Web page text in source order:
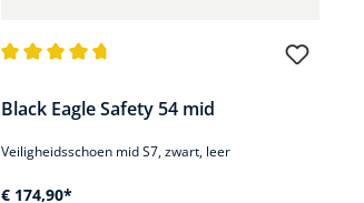
Black Eagle Safety 54 mid
Veiligheidsschoen mid S7, zwart, leer
€ 174,90*